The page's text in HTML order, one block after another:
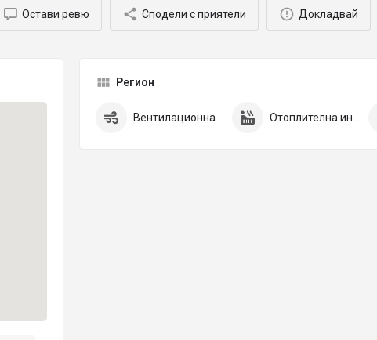
Остави ревю Сподели с приятели Докладвай
Регион